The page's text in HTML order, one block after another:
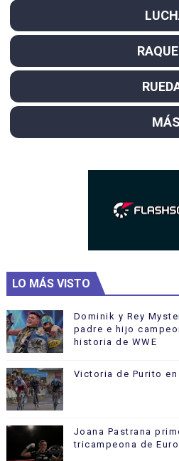
MÁS
LO MÁS VISTO
Dominik y Rey
padre e hijo
historia de WWE
Victoria de Purito en
Joana Pastrana
tricampeona de